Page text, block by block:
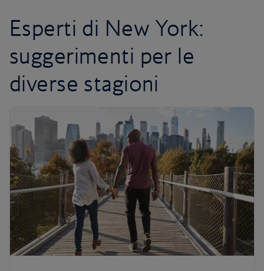
Esperti di New York:
suggerimenti per le
diverse stagioni